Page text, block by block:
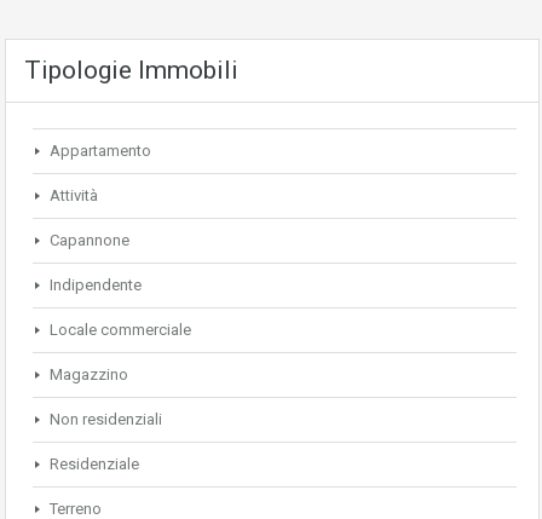
Tipologie Immobili
Appartamento
Attività
Capannone
Indipendente
Locale commerciale
Magazzino
Non residenziali
Residenziale
Terreno